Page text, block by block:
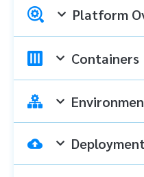
Platform
Containers